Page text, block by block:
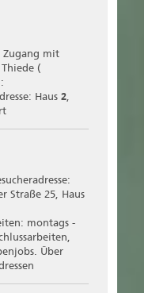
Zugang mit
(
Haus 2,
Straße 25, Haus
montags -
Über